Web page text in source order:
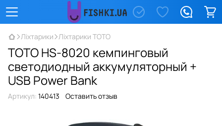
Ліхтарики Ліхтарики TOTO
TOTO HS-8020 кемпинговый
светодиодный аккумуляторный +
USB Power Bank
Артикул: 140413 Оставить отзыв